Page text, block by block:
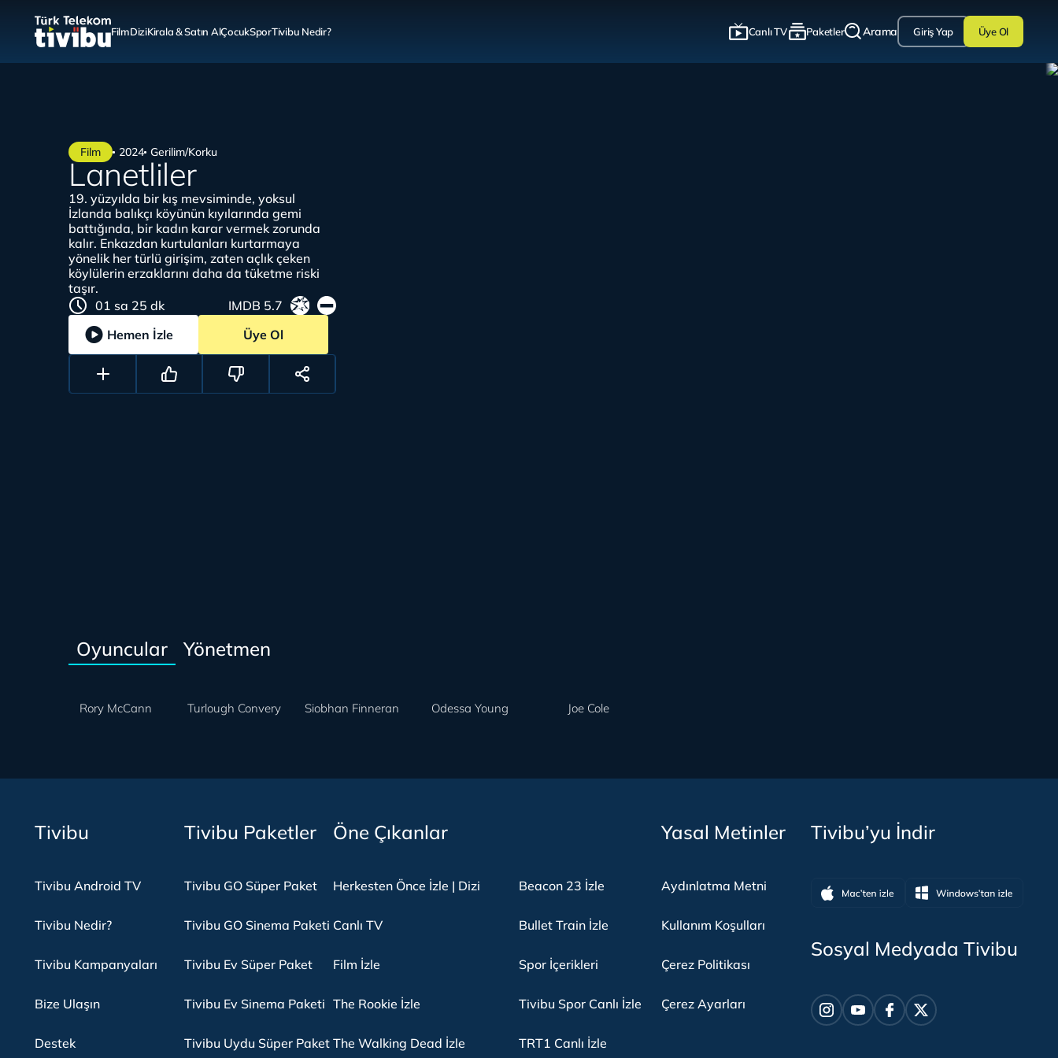
FilmDiziKirala & Satın AlÇocukSporTivibu Nedir? Canlı TV Paketler Arama Giriş Yap Üye Ol
Film 2024 Gerilim/Korku
Lanetliler
19. yüzyılda bir kış mevsiminde, yoksul
İzlanda balıkçı köyünün kıyılarında gemi
battığında, bir kadın karar vermek zorunda
kalır. Enkazdan kurtulanları kurtarmaya
yönelik her türlü girişim, zaten açlık çeken
köylülerin erzaklarını daha da tüketme riski
taşır.
01 sa 25 dk
IMDB 5.7
Hemen İzle
Üye Ol
Oyuncular Yönetmen
Rory McCann Turlough Convery Siobhan Finneran Odessa Young Joe Cole
Tivibu
Tivibu Android TV
Tivibu Nedir?
Tivibu Kampanyaları
Bize Ulaşın
Destek
Tivibu Paketler
Tivibu GO Süper Paket
Tivibu GO Sinema Paketi
Tivibu Ev Süper Paket
Tivibu Ev Sinema Paketi
Tivibu Uydu Süper Paket
Öne Çıkanlar
Herkesten Önce İzle | Dizi
Canlı TV
Film İzle
The Rookie İzle
The Walking Dead İzle
Beacon 23 İzle
Bullet Train İzle
Spor İçerikleri
Tivibu Spor Canlı İzle
TRT1 Canlı İzle
Yasal Metinler
Aydınlatma Metni
Kullanım Koşulları
Çerez Politikası
Çerez Ayarları
Tivibu’yu İndir
Sosyal Medyada Tivibu